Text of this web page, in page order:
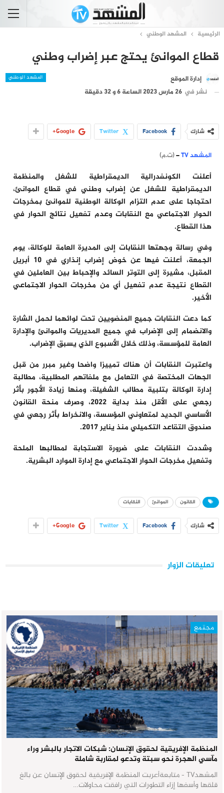
الرئيسية المشهد الوطني
قطاع الموانئ يحتج عبر إضراب وطني
المشهد الوطني
إدارة الموقع
نشر في 26 مارس 2023 الساعة 6 و 32 دقيقة
شارك Facebook
Twitter
Google+
المشهد TV –(ت.م)
أعلنت الكونفدرالية الديمقراطية للشغل والمنظمة
الديمقراطية للشغل عن إضراب وطني في قطاع الموانئ،
احتجاجا على عدم التزام الوكالة الوطنية للموانئ بمخرجات
الحوار الاجتماعي مع النقابات وعدم تفعيل نتائج الحوار في
هذا القطاع.
وفي رسالة وجهتها النقابات إلى المديرة العامة للوكالة، يوم
الجمعة، أعلنت فيها عن خوض إضراب إنذاري في 10 أبريل
المقبل، مشيرة إلى التوتر السائد والإحباط بين العاملين في
القطاع نتيجة عدم تفعيل أي من مخرجات الحوار الاجتماعي
الأخير.
كما دعت النقابات جميع المنضويين تحت لوائهما لحمل الشارة
والانضمام إلى الإضراب في جميع المديريات والموانئ والإدارة
العامة للمؤسسة، وذلك خلال الأسبوع الذي يسبق الإضراب.
واعتبرت النقابات أن هناك تمييزا واضحا وغير مبرر من قبل
الجهات المختصة في التعامل مع ملفاتهم المطلبية، مطالبة
إدارة الوكالة بتلبية مطالب الشغيلة، ومنها زيادة الأجور بأثر
رجعي على الأقل منذ بداية 2022، وصرف منحة القانون
الأساسي الجديد لمتعاوني المؤسسة، والانخراط بأثر رجعي في
صندوق التقاعد التكميلي منذ يناير 2017.
وشددت النقابات على ضرورة الاستجابة لمطالبها الملحة
وتفعيل مخرجات الحوار الاجتماعي مع إدارة الموارد البشرية.
القانون الموانئ النقابات
شارك Facebook
Twitter
Google+
تعليقات الزوار
مجتمع
المنظمة الإفريقية لحقوق الإنسان: شبكات الاتجار بالبشر وراء
مآسي الهجرة نحو سبتة وتدعو لمقاربة شاملة
المشهدTV - متابعةأعربت المنظمة الإفريقية لحقوق الإنسان عن بالغ
قلقها وأسفها إزاء التطورات التي رافقت محاولات…